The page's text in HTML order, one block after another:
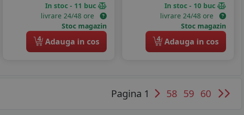
In stoc - 11 buc
livrare 24/48 ore
Stoc magazin
4 Adauga in cos
In stoc - 10 buc
livrare 24/48 ore
Stoc magazin
4 Adauga in cos
Pagina 1 58 59 60